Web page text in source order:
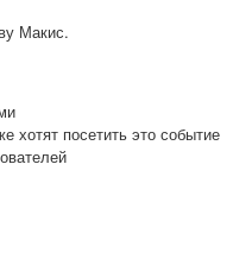
Макис.
хотят посетить это событие